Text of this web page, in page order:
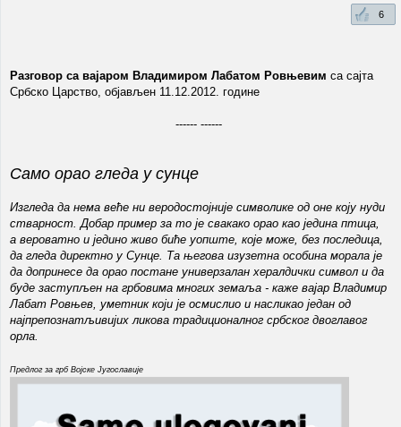
6
Разговор са вајаром Владимиром Лабатом Ровњевим са сајта
Србско Царство, објављен 11.12.2012. године
------ ------
Само орао гледа у сунце
Изгледа да нема веће ни веродостојније символике од оне коју нуди
стварност. Добар пример за то је свакако орао као једина птица,
а вероватно и једино живо биће уопште, које може, без последица,
да гледа директно у Сунце. Та његова изузетна особина морала је
да допринесе да орао постане универзалан хералдички символ и да
буде заступљен на грбовима многих земаља - каже вајар Владимир
Лабат Ровњев, уметник који је осмислио и насликао један од
најпрепознатљивијих ликова традиционалног србског двоглавог
орла.
Предлог за грб Војске Југославије